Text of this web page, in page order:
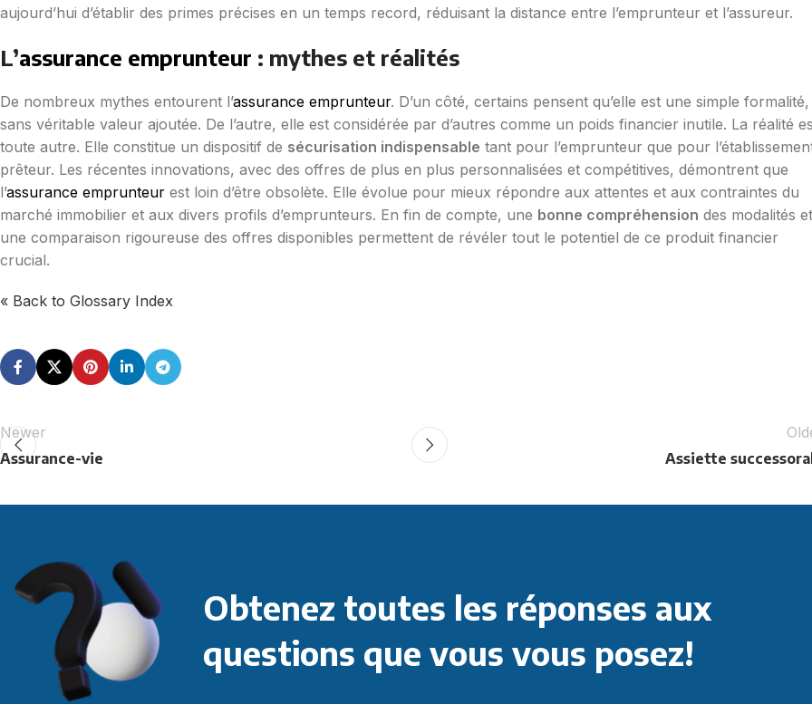
aujourd’hui d’établir des primes précises en un temps record, réduisant la distance entre l’emprunteur et l’assureur.
L’assurance emprunteur : mythes et réalités
De nombreux mythes entourent l’assurance emprunteur. D’un côté, certains pensent qu’elle est une simple formalité,
sans véritable valeur ajoutée. De l’autre, elle est considérée par d’autres comme un poids financier inutile. La réalité
toute autre. Elle constitue un dispositif de sécurisation indispensable tant pour l’emprunteur que pour
prêteur. Les récentes innovations, avec des offres de plus en plus personnalisées et compétitives, démontrent que
l’assurance emprunteur est loin d’être obsolète. Elle évolue pour mieux répondre aux attentes et aux contraintes du
marché immobilier et aux divers profils d’emprunteurs. En fin de compte, une bonne compréhension des modalités et
une comparaison rigoureuse des offres disponibles permettent de révéler tout le potentiel de ce produit financier
crucial.
« Back to Glossary Index
Newer
Assurance-vie
Assiette
Obtenez toutes les réponses aux
questions que vous vous posez!